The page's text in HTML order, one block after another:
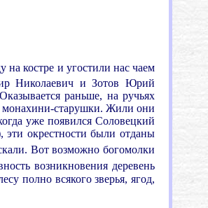
костре и угостили нас чаем
Николаевич и Зотов Юрий
раньше, на ручьях
монахини-старушки. Жили они
уже появился Соловецкий
окрестности были отданы
Вот возможно богомолки
возникновения деревень
полно всякого зверья, ягод,